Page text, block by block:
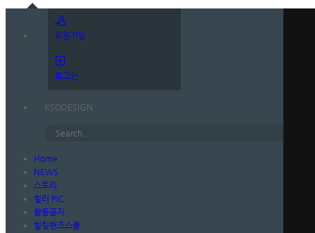
회원가입
로그인
KSODESIGN
Home
NEWS
스토리
힐러 PIC
활동공지
힐링핸즈스쿨